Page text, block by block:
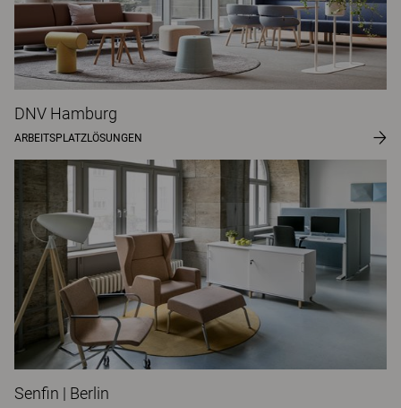
DNV Hamburg
ARBEITSPLATZLÖSUNGEN
Senfin | Berlin